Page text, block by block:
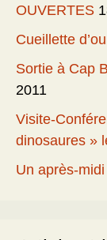
OUVERTES
Cueillette
Sortie à Cap
2011
Visite-
dinosaures »
Un après-midi